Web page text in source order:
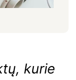
kurie